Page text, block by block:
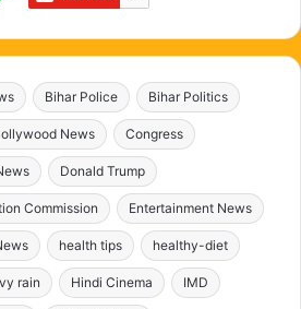
Bihar Police Bihar Politics
News Congress
Donald Trump
Commission Entertainment News
health tips healthy-diet
rain Hindi Cinema IMD